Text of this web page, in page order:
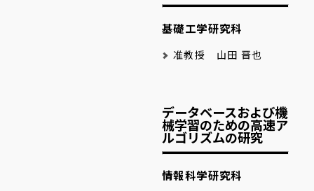
基礎工学研究科
准教授 山田 晋也
データベースおよび機
械学習のための高速ア
ルゴリズムの研究
情報科学研究科